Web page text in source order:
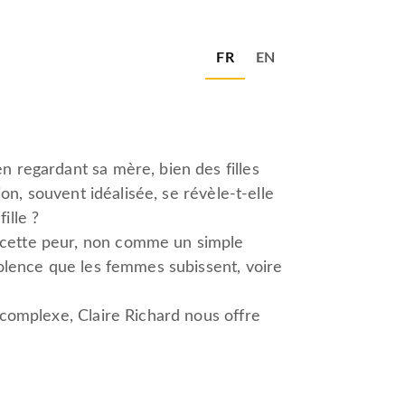
FR EN
regardant sa mère, bien des filles
souvent idéalisée, se révèle-t-elle
?
peur, non comme un simple
que les femmes subissent, voire
Claire Richard nous offre